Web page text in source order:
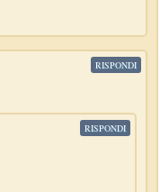
RISPONDI
RISPONDI